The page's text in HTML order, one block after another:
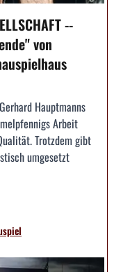
--
von
Hauptmanns
Arbeit
Trotzdem gibt
umgesetzt